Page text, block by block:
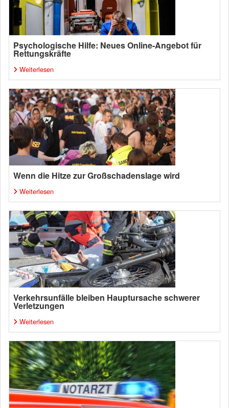
Psychologische Hilfe: Neues Online-Angebot für
Rettungskräfte
Weiterlesen
Wenn die Hitze zur Großschadenslage wird
Weiterlesen
Verkehrsunfälle bleiben Hauptursache schwerer
Verletzungen
Weiterlesen